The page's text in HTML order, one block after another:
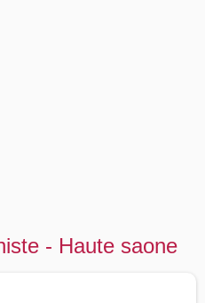
- Haute saone